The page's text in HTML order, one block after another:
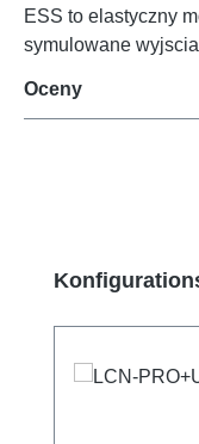
ESS to elastyczny
symulowane
Oceny
Pomiń galerię